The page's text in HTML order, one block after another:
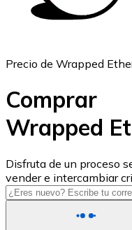
USD Coin
USDC
Precio de Wrapped
Comprar
Wrapped
Disfruta de un proceso
vender e intercambiar